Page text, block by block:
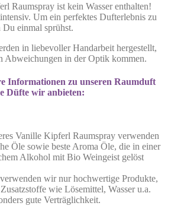
Raumspray ist kein Wasser enthalten!
Um ein perfektes Dufterlebnis zu
einmal sprühst.
in liebevoller Handarbeit hergestellt,
Abweichungen in der Optik kommen.
Informationen zu unseren Raumduft
Düfte wir anbieten:
Vanille Kipferl Raumspray verwenden
Öle sowie beste Aroma Öle, die in einer
Alkohol mit Bio Weingeist gelöst
wir nur hochwertige Produkte,
wie Lösemittel, Wasser u.a.
gute Verträglichkeit.